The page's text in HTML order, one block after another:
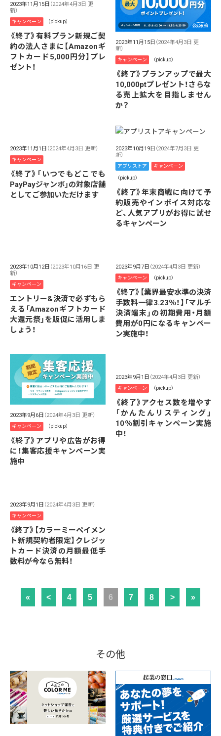
2023年11月15日 （2024年4月3日 更
新）
キャンペーン （pickup）
《終了》有料プラン新規ご契
約の法人さまに【Amazonギ
フトカード5,000円分】プレ
ゼント！
2023年11月15日 （2024年4月3日 更
新）
キャンペーン （pickup）
《終了》プランアップで最大
10,000ptプレゼント！さらな
る売上拡大を目指しません
か？
2023年11月1日 （2024年4月3日 更新）
キャンペーン
《終了》「いつでもどこでも
PayPayジャンボ」の対象店舗
としてご参加いただけます
2023年10月19日 （2024年7月3日 更
新）
アプリストア キャンペーン
（pickup）
《終了》年末商戦に向けて予
約販売やインボイス対応な
ど、人気アプリがお得に試せ
るキャンペーン
2023年10月12日 （2023年10月16日 更
新）
キャンペーン
エントリー&決済で必ずもら
える「Amazonギフトカード
大還元祭」を販促に活用しま
しょう！
2023年9月7日 （2024年4月3日 更新）
キャンペーン （pickup）
《終了》【業界最安水準の決済
手数料一律3.23％！】「マルチ
決済端末」の初期費用・月額
費用が0円になるキャンペー
ン実施中！
2023年9月6日 （2024年4月3日 更新）
キャンペーン （pickup）
《終了》アプリや広告がお得
に！集客応援キャンペーン実
施中
2023年9月1日 （2024年4月3日 更新）
キャンペーン （pickup）
《終了》アクセス数を増やす
「かんたんリスティング」
10％割引キャンペーン実施
中！
2023年9月1日 （2024年4月3日 更新）
キャンペーン
《終了》【カラーミーペイメン
ト新規契約者限定】クレジッ
トカード決済の月額最低手
数料が今なら無料！
« < 4 5 6 7 8 > »
その他